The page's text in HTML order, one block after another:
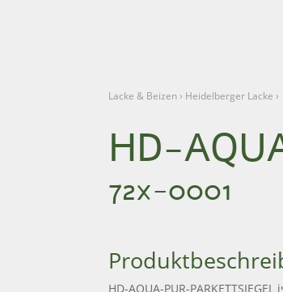
Lacke & Beizen › Heidelberger Lacke ›
HD-
72x-0001
HD-AQUA-PUR-PARKETTSIEGEL